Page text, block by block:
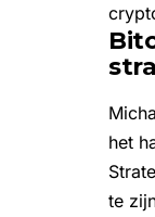
het
te